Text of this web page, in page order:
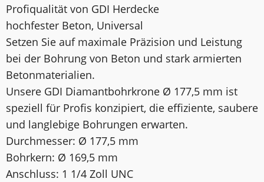
Profiqualität von GDI Herdecke
hochfester Beton, Universal
Setzen Sie auf maximale Präzision und Leistung
bei der Bohrung von Beton und stark armierten
Betonmaterialien.
Unsere GDI Diamantbohrkrone Ø 177,5 mm ist
speziell für Profis konzipiert, die effiziente, saubere
und langlebige Bohrungen erwarten.
Durchmesser: Ø 177,5 mm
Bohrkern: Ø 169,5 mm
Anschluss: 1 1/4 Zoll UNC